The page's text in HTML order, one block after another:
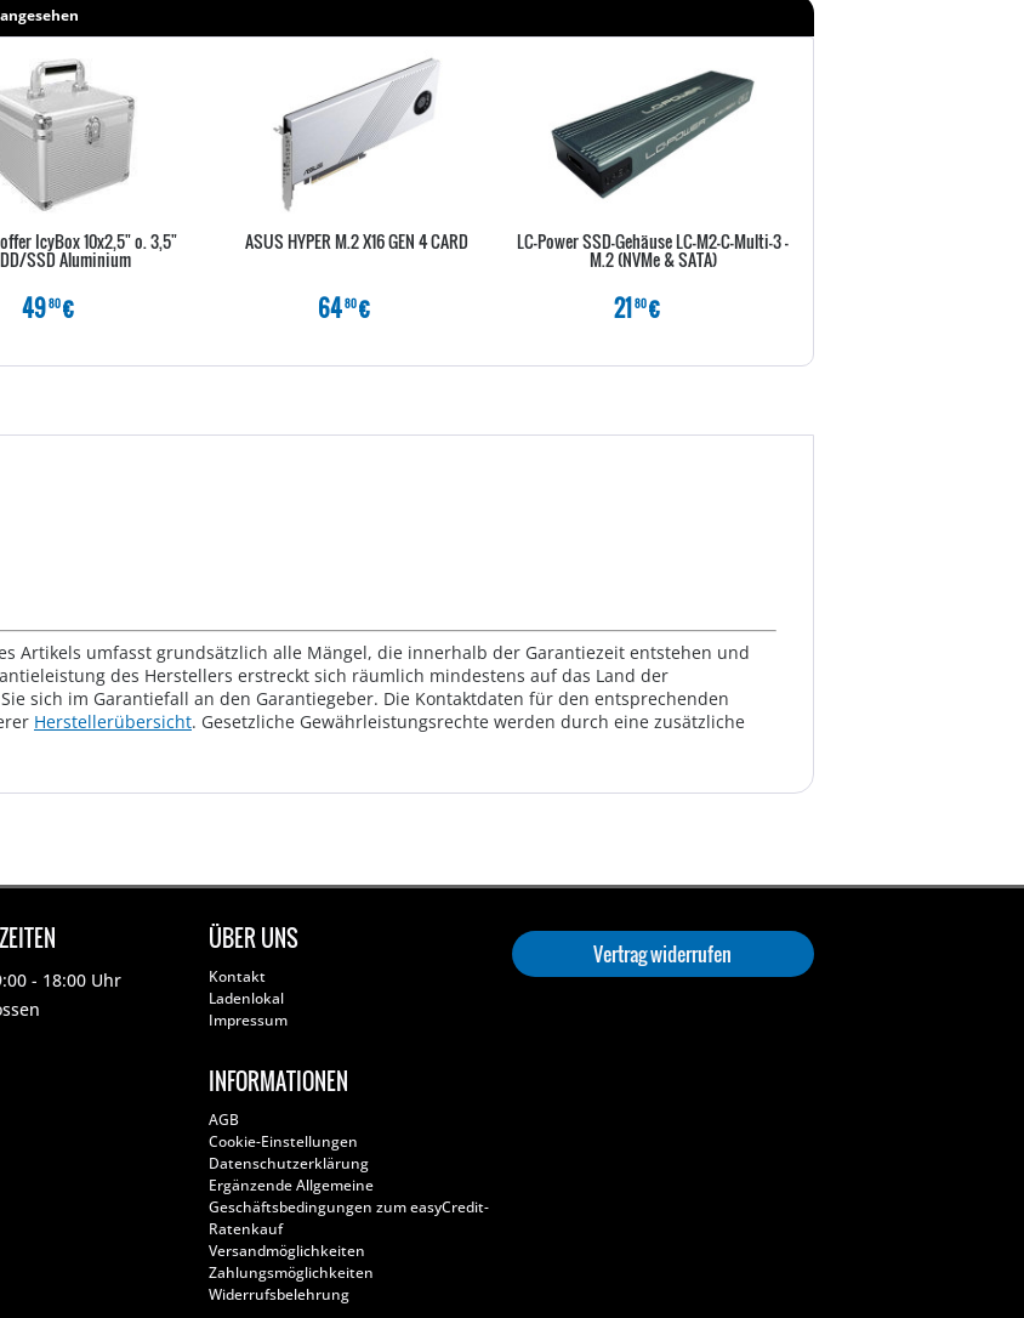
IcyBox 10x2,5" o. 3,5"
SSD Aluminium
4980€
ASUS HYPER M.2 X16 GEN 4 CARD
6480€
LC-Power SSD-Gehäuse LC-M2-C-Multi-3 -
M.2 (NVMe & SATA)
21 80€
Artikels umfasst grundsätzlich alle Mängel, die innerhalb der Garantiezeit entstehen und
des Herstellers erstreckt sich räumlich mindestens auf das Land der
sich im Garantiefall an den Garantiegeber. Die Kontaktdaten für den entsprechenden
Herstellerübersicht. Gesetzliche Gewährleistungsrechte werden durch eine zusätzliche
- 18:00 Uhr
ÜBER UNS
Kontakt
Ladenlokal
Impressum
INFORMATIONEN
AGB
Cookie-Einstellungen
Datenschutzerklärung
Ergänzende Allgemeine
Geschäftsbedingungen zum easyCredit-
Ratenkauf
Versandmöglichkeiten
Zahlungsmöglichkeiten
Widerrufsbelehrung
Vertrag widerrufen